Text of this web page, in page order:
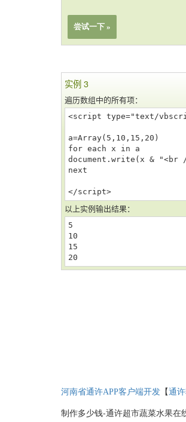
尝试一下 »
实例 3
遍历数组中的所有项：
<script type="text/
a=Array(5,10,15,20)
for each x in a
document.write(x & "<br
next
</script>
以上实例输出结果：
5
10
15
20
河南省通许APP客户端开发 【通
制作多少钱-通许超市蔬菜水果